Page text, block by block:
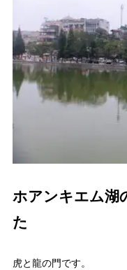
ホアンキエム
た
虎と龍の門です。